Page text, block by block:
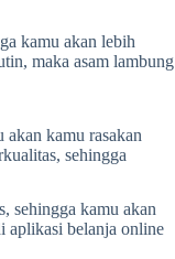
kamu akan lebih
maka asam lambung
akan kamu rasakan
sehingga
sehingga kamu akan
aplikasi belanja online